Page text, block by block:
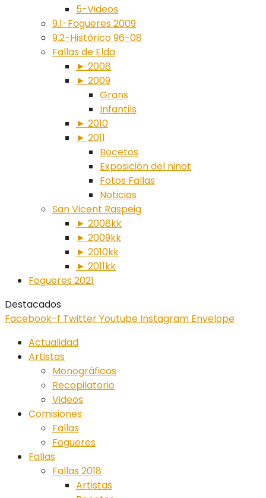
5-Videos
9.1-Fogueres 2009
9.2-Histórico 96-08
Fallas de Elda
► 2008
► 2009
Grans
Infantils
► 2010
► 2011
Bocetos
Exposición del ninot
Fotos Fallas
Noticias
San Vicent Raspeig
► 2008kk
► 2009kk
► 2010kk
► 2011kk
Fogueres 2021
Destacados
Facebook-f TwitterYoutube Instagram Envelope
Actualidad
Artistas
Monográficos
Recopilatorio
Videos
Comisiones
Fallas
Fogueres
Fallas
Fallas 2018
Artistas